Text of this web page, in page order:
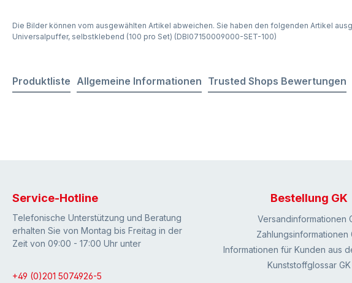
Die Bilder können vom ausgewählten Artikel abweichen. Sie haben den folgenden Artikel
Universalpuffer, selbstklebend (100 pro Set) (DBI07150009000-SET-100)
Produktliste Allgemeine Informationen Trusted Shops Bewertungen
Service-Hotline
Telefonische Unterstützung und Beratung
erhalten Sie von Montag bis Freitag in der
Zeit von 09:00 - 17:00 Uhr unter
+49 (0)201 5074926-5
Bestellung GK
Versandinformationen
Zahlungsinformationen
Informationen für Kunden aus
Kunststoffglossar GK